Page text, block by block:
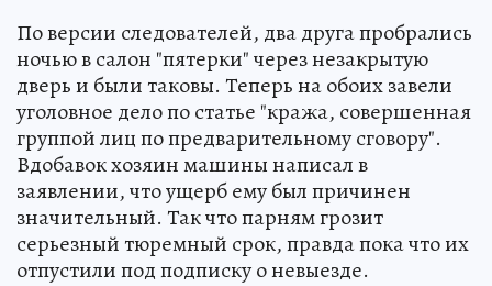
По версии следователей, два друга пробрались
ночью в салон "пятерки" через незакрытую
дверь и были таковы. Теперь на обоих завели
уголовное дело по статье "кража, совершенная
группой лиц по предварительному сговору".
Вдобавок хозяин машины написал в
заявлении, что ущерб ему был причинен
значительный. Так что парням грозит
серьезный тюремный срок, правда пока что их
отпустили под подписку о невыезде.